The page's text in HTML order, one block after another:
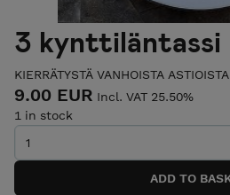
3 kynttiläntassi
KIERRÄTYSTÄ VANHOISTA ASTIOISTA
9.00 EUR Incl. VAT 25.50%
1 in stock